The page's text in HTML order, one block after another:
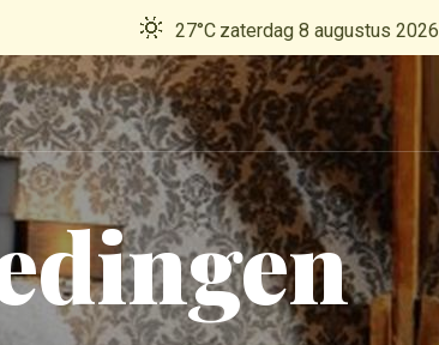
27°C zaterdag 8 augustus 2026